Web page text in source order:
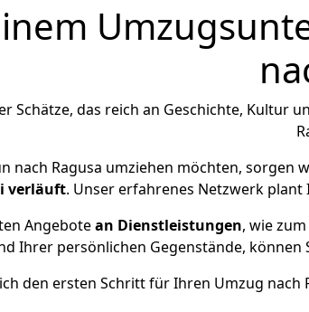
Schätze, das reich an Geschichte, Kultur
nach Ragusa umziehen möchten, sorgen
verläuft. Unser erfahrenes Netzwerk
Angebotean Dienstleistungen, wie
Ihrer persönlichen Gegenstände, können
den ersten Schritt für Ihren Umzug nach